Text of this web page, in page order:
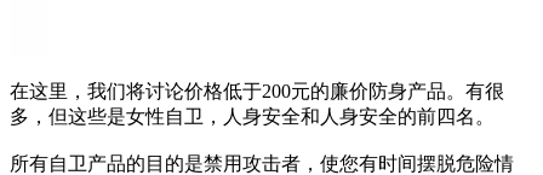
在这里，我们将讨论价格低于200元的廉价防身产品。有很
多，但这些是女性自卫，人身安全和人身安全的前四名。
所有自卫产品的目的是禁用攻击者，使您有时间摆脱危险情